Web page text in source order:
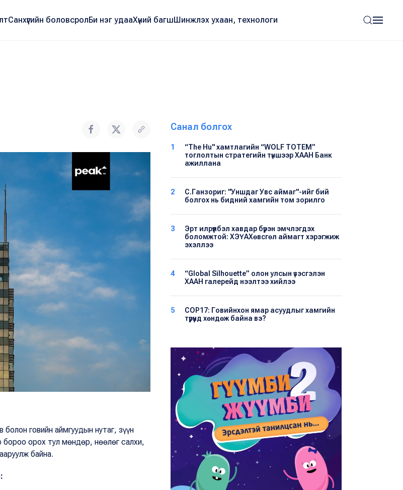
Санхүүгийн боловсролБи нэг удааХүний багшШинжлэх ухаан, технологи
болон говийн аймгуудын нутаг, зүүн
бороо орох тул мөндөр, нөөлөг салхи,
байна.
Санал болгох
1
“The Hu" хамтлагийн “WOLF TOTEM”
тоглолтын стратегийн түншээр ХААН Банк
ажиллана
2
С.Ганзориг: "Уншдаг Увс аймаг"-ийг бий
болгох нь бидний хамгийн том зорилго
3
Эрт илрүүлбэл хавдар бүрэн эмчлэгдэх
боломжтой: ХЭҮА​Хөвсгөл аймагт хэрэгжиж
эхэллээ
4
“Global Silhouette” олон улсын үзэсгэлэн
ХААН галерейд нээлтээ хийлээ
5
COP17: Говийнхон ямар асуудлыг хамгийн
түрүүнд хөндөж байна вэ?